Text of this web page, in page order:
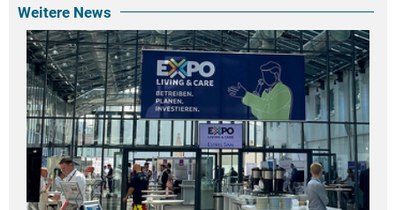
Weitere News